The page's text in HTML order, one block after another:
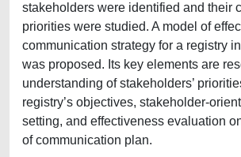
stakeholders were identified and their
priorities were studied. A model of
communication strategy for a registry
was proposed. Its key elements are
understanding of stakeholders’
registry’s objectives, stakeholder-
setting, and effectiveness evaluation
of communication plan.